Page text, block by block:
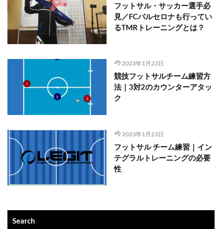
フットサル・サッカー選手必
見／FCバルセロナも行ってい
るTMRトレーニングとは？
2023年1月23日
競技フットサルチーム練習方
法｜3対2のカウンターアタッ
ク
2023年1月23日
フットサル チーム練習｜イン
テグラルトレーニングの必要
性
Search